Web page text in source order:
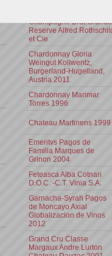
Champagne Brut Grande
Reserve Alfred
et Cie
Chardonnay Gloria
Weingut Kollwentz,
Burgerland-Hugelland,
Austria 2011
Chardonnay Marimar
Torres 1996
Chateau Martinens 1999
Emeritvs Pagos de
Familia Marques de
Grinon 2004
Feteasca Alba Cotnari
D.O.C. -C.T. Vinia S.A.
Garnacha-Syrah Pagos
de Moncayo Axial
Globalizacion de Vinos
2012
Grand Cru Classe
Margaux Andre Lurton